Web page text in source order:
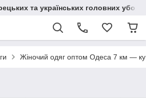
та українських головних
Жіночий одяг оптом Одеса 7 км —